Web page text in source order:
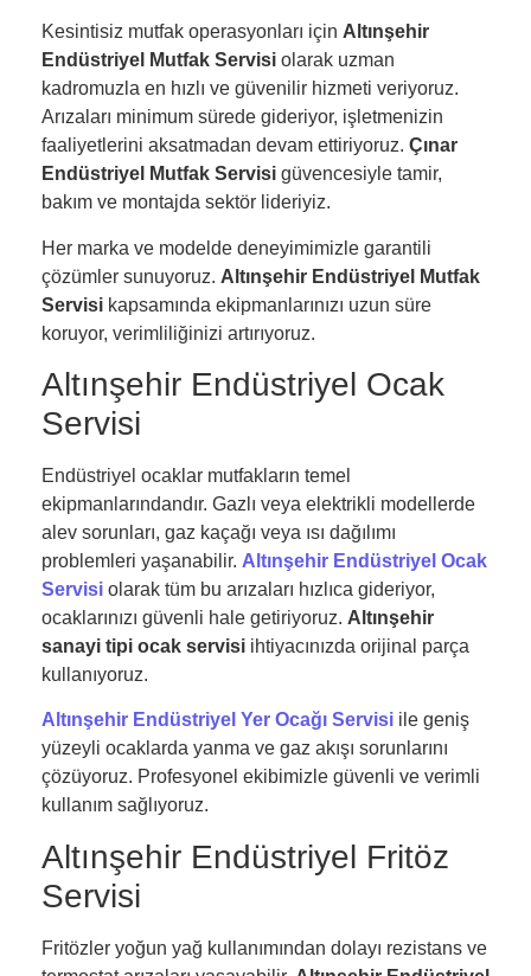
Kesintisiz mutfak operasyonları için Altınşehir
Endüstriyel Mutfak Servisi olarak uzman
kadromuzla en hızlı ve güvenilir hizmeti veriyoruz.
Arızaları minimum sürede gideriyor, işletmenizin
faaliyetlerini aksatmadan devam ettiriyoruz. Çınar
Endüstriyel Mutfak Servisi güvencesiyle tamir,
bakım ve montajda sektör lideriyiz.
Her marka ve modelde deneyimimizle garantili
çözümler sunuyoruz. Altınşehir Endüstriyel Mutfak
Servisi kapsamında ekipmanlarınızı uzun süre
koruyor, verimliliğinizi artırıyoruz.
Altınşehir Endüstriyel Ocak
Servisi
Endüstriyel ocaklar mutfakların temel
ekipmanlarındandır. Gazlı veya elektrikli modellerde
alev sorunları, gaz kaçağı veya ısı dağılımı
problemleri yaşanabilir. Altınşehir Endüstriyel Ocak
Servisi olarak tüm bu arızaları hızlıca gideriyor,
ocaklarınızı güvenli hale getiriyoruz. Altınşehir
sanayi tipi ocak servisi ihtiyacınızda orijinal parça
kullanıyoruz.
Altınşehir Endüstriyel Yer Ocağı Servisi ile geniş
yüzeyli ocaklarda yanma ve gaz akışı sorunlarını
çözüyoruz. Profesyonel ekibimizle güvenli ve verimli
kullanım sağlıyoruz.
Altınşehir Endüstriyel Fritöz
Servisi
Fritözler yoğun yağ kullanımından dolayı rezistans ve